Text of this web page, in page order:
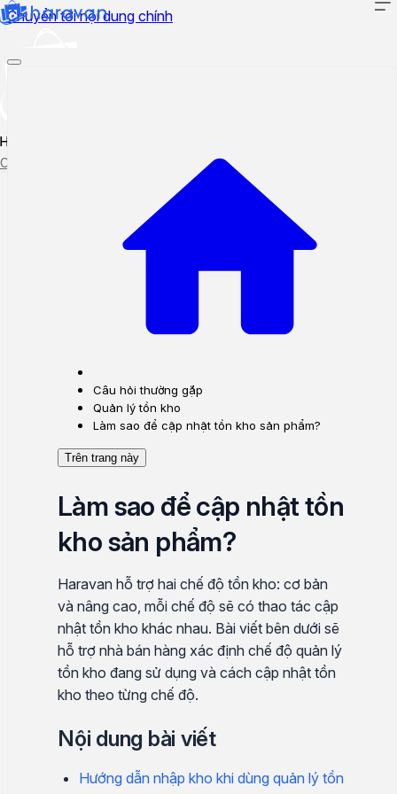
Chuyển tới nội dung chính
Hướng dẫn sử dụng
Cập nhật tính năng mới
Theo dõi ticket
Câu hỏi thường gặp
Quản lý tồn kho
Làm sao để cập nhật tồn kho sản phẩm?
Trên trang này
Làm sao để cập nhật tồn
kho sản phẩm?
Haravan hỗ trợ hai chế độ tồn kho: cơ bản
và nâng cao, mỗi chế độ sẽ có thao tác cập
nhật tồn kho khác nhau. Bài viết bên dưới sẽ
hỗ trợ nhà bán hàng xác định chế độ quản lý
tồn kho đang sử dụng và cách cập nhật tồn
kho theo từng chế độ.
Nội dung bài viết
Hướng dẫn nhập kho khi dùng quản lý tồn